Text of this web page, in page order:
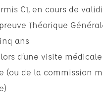
C1, en cours de
Théorique
ans
d’une visite
(ou de la commission